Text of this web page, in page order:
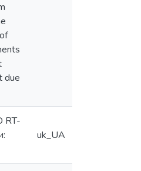
due
RT-
uk_UA